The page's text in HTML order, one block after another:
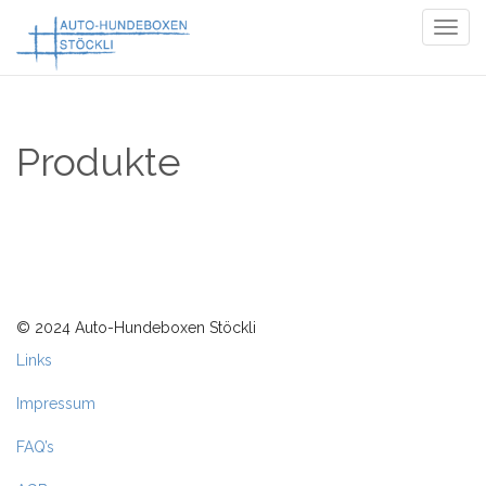
Produkte
© 2024 Auto-Hundeboxen Stöckli
Links
Impressum
FAQ’s